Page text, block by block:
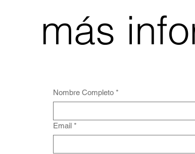
más
Nombre Completo *
Email *